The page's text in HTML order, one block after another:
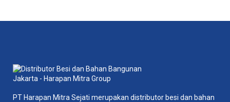
PT Harapan Mitra Sejati merupakan distributor besi dan bahan